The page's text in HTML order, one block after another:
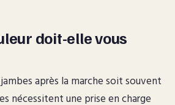
doit-elle vous
après la marche soit souvent
nécessitent une prise en charge